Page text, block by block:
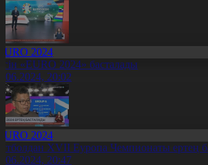
2024
«EURO 2024» басталады
20:02
2024
XVII Еуропа Чемпионаты ертең
20:47